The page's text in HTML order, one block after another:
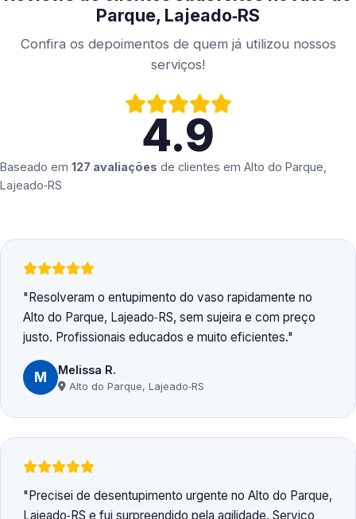
Parque, Lajeado‑RS
Confira os depoimentos de quem já utilizou nossos
serviços!
4.9
Baseado em 127 avaliações de clientes em Alto do Parque,
Lajeado‑RS
Resolveram o entupimento do vaso rapidamente no
Alto do Parque, Lajeado‑RS, sem sujeira e com preço
justo. Profissionais educados e muito eficientes.
M Melissa R.
Alto do Parque, Lajeado‑RS
Precisei de desentupimento urgente no Alto do Parque,
Lajeado‑RS e fui surpreendido pela agilidade. Serviço